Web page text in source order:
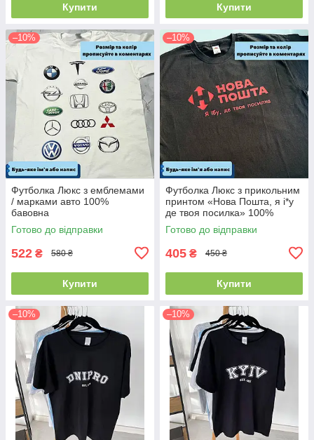
Купити Купити
–10%
Футболка Люкс з емблемами
/ марками авто 100%
бавовна
Готово до відправки
522 ₴ 580 ₴
Купити
–10%
Футболка Люкс з прикольним
принтом «Нова Пошта, я і*у
де твоя посилка» 100%
бавовна
Готово до відправки
405 ₴ 450 ₴
Купити
–10% –10%